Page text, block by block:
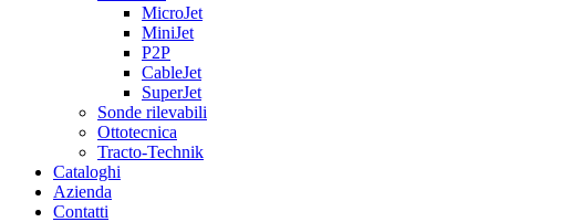
MicroJet
MiniJet
P2P
CableJet
SuperJet
Sonde rilevabili
Ottotecnica
Tracto-Technik
Cataloghi
Azienda
Contatti